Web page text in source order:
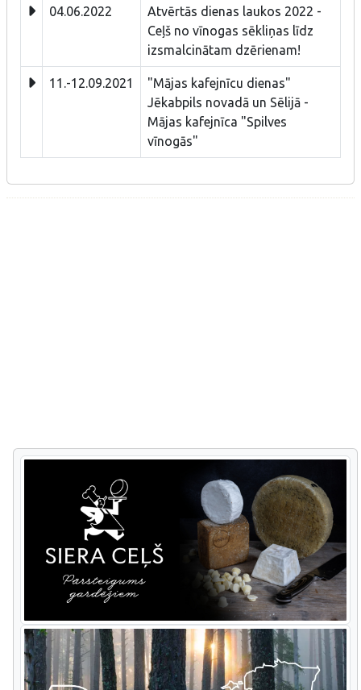
04.06.2022
Atvērtās dienas laukos 2022 -
Ceļš no vīnogas sēkliņas līdz
izsmalcinātam dzērienam!
11.-12.09.2021
"Mājas kafejnīcu dienas"
Jēkabpils novadā un Sēlijā -
Mājas kafejnīca "Spilves
vīnogās"